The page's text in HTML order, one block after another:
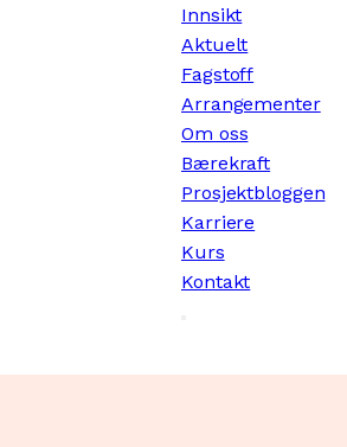
Innsikt
Aktuelt
Fagstoff
Arrangementer
Om oss
Bærekraft
Prosjektbloggen
Karriere
Kurs
Kontakt